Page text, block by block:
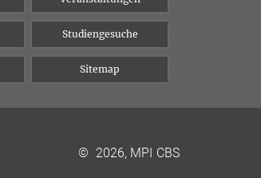
Studiengesuche
Sitemap
© 2026, MPI CBS